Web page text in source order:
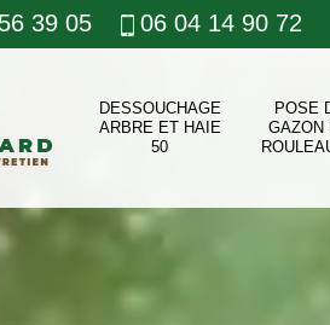
39 05 06 04 14 90 72
DESSOUCHAGE
ARBRE ET HAIE
50
POSE
GAZON